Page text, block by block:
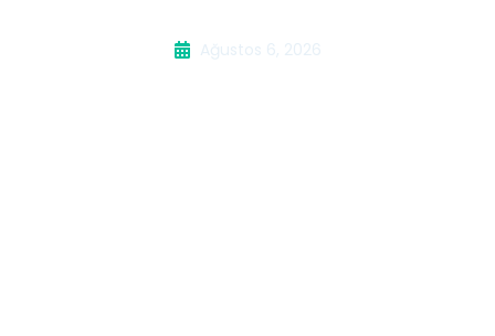
Ağustos 6, 2026